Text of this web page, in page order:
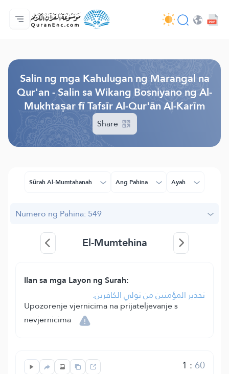
Ang Pangunahin
Indise ng mga Salin
Audio
Mga Serbisyo ng mga Developer - API
Tungkol
makipag-ugnayan sa amin
Ang Wika
Salin ng mga Kahulugan ng Marangal na
Qur'an - Salin sa Wikang Bosniyano ng Al-
Mukhtaṣar fī Tafsīr Al-Qur'ān Al-Karīm
Share
Sūrah Al-Mumtahanah Ang Pahina Ayah
Numero ng Pahina: 549
El-Mumtehina
Ilan sa mga Layon ng Surah:
تحذير المؤمنين من تولي الكافرين.
Upozorenje vjernicima na prijateljevanje s
nevjernicima
1 :60